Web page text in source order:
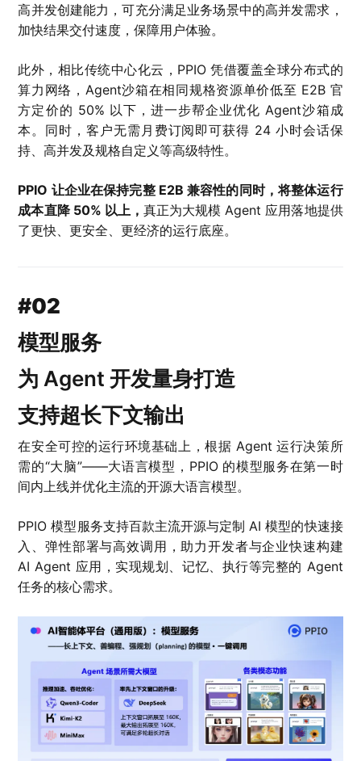
高并发创建能力，可充分满足业务场景中的高并发需求，
加快结果交付速度，保障用户体验。
此外，相比传统中心化云，PPIO 凭借覆盖全球分布式的
算力网络，Agent沙箱在相同规格资源单价低至 E2B 官
方定价的 50% 以下，进一步帮企业优化 Agent沙箱成
本。同时，客户无需月费订阅即可获得 24 小时会话保
持、高并发及规格自定义等高级特性。
PPIO 让企业在保持完整 E2B 兼容性的同时，将整体运行
成本直降 50% 以上， 真正为大规模 Agent 应用落地提供
了更快、更安全、更经济的运行底座。
#02
模型服务
为 Agent 开发量身打造
支持超长下文输出
在安全可控的运行环境基础上，根据 Agent 运行决策所
需的“大脑”——大语言模型，PPIO 的模型服务在第一时
间内上线并优化主流的开源大语言模型。
PPIO 模型服务支持百款主流开源与定制 AI 模型的快速接
入、弹性部署与高效调用，助力开发者与企业快速构建
AI Agent 应用，实现规划、记忆、执行等完整的 Agent
任务的核心需求。